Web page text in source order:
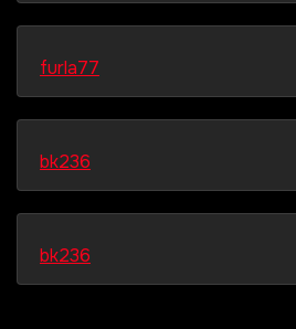
furla77
bk236
bk236